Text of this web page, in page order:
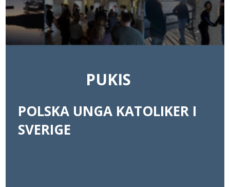
PUKIS
POLSKA UNGA KATOLIKER I
SVERIGE